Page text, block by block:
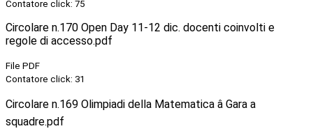
Contatore click: 75
Circolare n.170 Open Day 11-12 dic. docenti coinvolti e
regole di accesso.pdf
File PDF
Contatore click: 31
Circolare n.169 Olimpiadi della Matematica â Gara a
squadre.pdf